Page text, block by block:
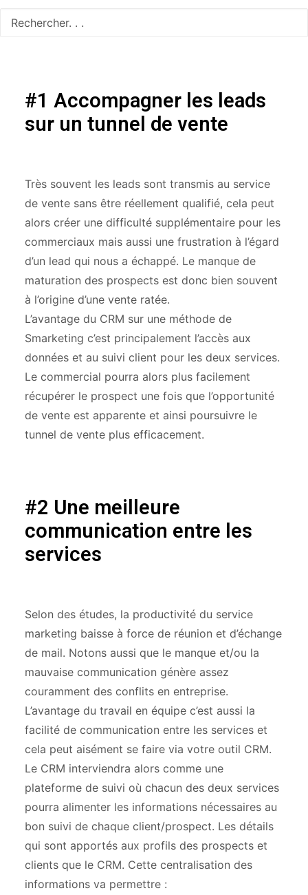
#1 Accompagner les leads
sur un tunnel de vente
Très souvent les leads sont transmis au service
de vente sans être réellement qualifié, cela peut
alors créer une difficulté supplémentaire pour les
commerciaux mais aussi une frustration à l’égard
d’un lead qui nous a échappé. Le manque de
maturation des prospects est donc bien souvent
à l’origine d’une vente ratée.
L’avantage du CRM sur une méthode de
Smarketing c’est principalement l’accès aux
données et au suivi client pour les deux services.
Le commercial pourra alors plus facilement
récupérer le prospect une fois que l’opportunité
de vente est apparente et ainsi poursuivre le
tunnel de vente plus efficacement.
#2 Une meilleure
communication entre les
services
Selon des études, la productivité du service
marketing baisse à force de réunion et d’échange
de mail. Notons aussi que le manque et/ou la
mauvaise communication génère assez
couramment des conflits en entreprise.
L’avantage du travail en équipe c’est aussi la
facilité de communication entre les services et
cela peut aisément se faire via votre outil CRM.
Le CRM interviendra alors comme une
plateforme de suivi où chacun des deux services
pourra alimenter les informations nécessaires au
bon suivi de chaque client/prospect. Les détails
qui sont apportés aux profils des prospects et
clients que le CRM. Cette centralisation des
informations va permettre :